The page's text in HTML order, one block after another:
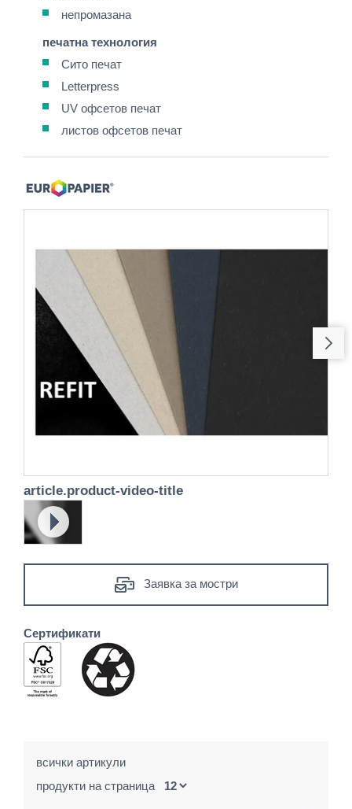
непромазана
печатна технология
Сито печат
Letterpress
UV офсетов печат
листов офсетов печат
article.product-video-title
app.play
Заявка за мостри
Сертификати
всички артикули
продукти на страница